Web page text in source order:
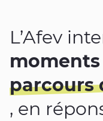
L’Afev
parcours
, en